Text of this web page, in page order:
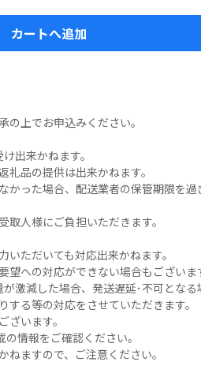
カートへ追加
上でお申込みください。
出来かねます。
品の提供は出来かねます。
った場合、配送業者の保管期限を
人様にご負担いただきます。
ただいても対応出来かねます。
への対応ができない場合もございま
減した場合、発送遅延･不可となる
る等の対応をさせていただきます。
います。
情報をご確認ください。